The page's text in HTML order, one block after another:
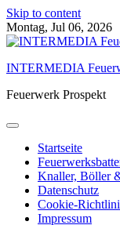
Skip to content
Montag, Jul 06, 2026
INTERMEDIA
Feuerwerk Prospekt
Startseite
Knaller, Böller
Datenschutz
Cookie-
Impressum